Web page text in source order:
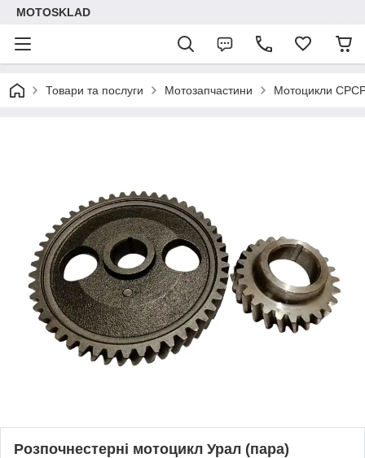
MOTOSKLAD
Товари та послуги Мотозапчастини Мотоцикли
Розпочнестерні мотоцикл Урал (пара)